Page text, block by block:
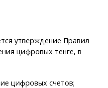
утверждение Правил
цифровых тенге, в
цифровых счетов;